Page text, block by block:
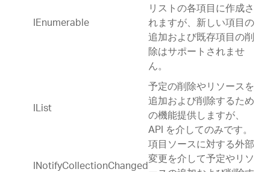
IEnumerable
リストの各項目に作成さ
れますが、新しい項目の
追加および既存項目の削
除はサポートされませ
ん。
IList
予定の削除やリソースを
追加および削除するため
の機能提供しますが、
API を介してのみです。
INotifyCollectionChanged
項目ソースに対する外部
変更を介して予定やリソ